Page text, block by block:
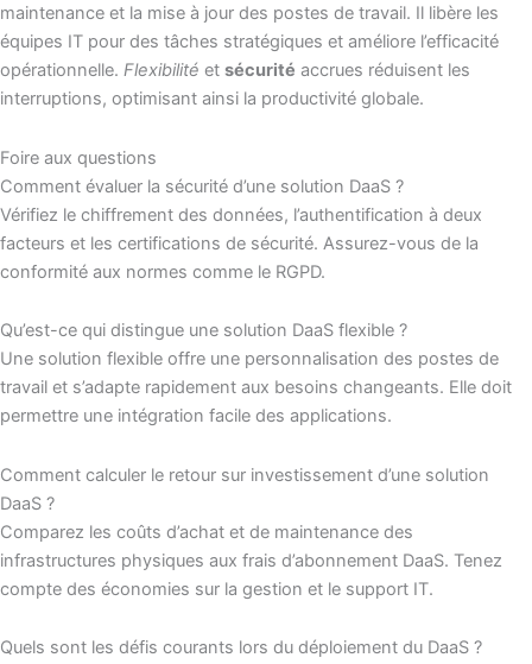
maintenance et la mise à jour des postes de travail. Il libère les
équipes IT pour des tâches stratégiques et améliore l’efficacité
opérationnelle. Flexibilité et sécurité accrues réduisent les
interruptions, optimisant ainsi la productivité globale.
Foire aux questions
Comment évaluer la sécurité d’une solution DaaS ?
Vérifiez le chiffrement des données, l’authentification à deux
facteurs et les certifications de sécurité. Assurez-vous de la
conformité aux normes comme le RGPD.
Qu’est-ce qui distingue une solution DaaS flexible ?
Une solution flexible offre une personnalisation des postes de
travail et s’adapte rapidement aux besoins changeants. Elle doit
permettre une intégration facile des applications.
Comment calculer le retour sur investissement d’une solution
DaaS ?
Comparez les coûts d’achat et de maintenance des
infrastructures physiques aux frais d’abonnement DaaS. Tenez
compte des économies sur la gestion et le support IT.
Quels sont les défis courants lors du déploiement du DaaS ?